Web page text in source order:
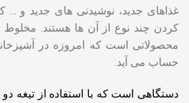
غذاهای جدید، نوشیدنی های جدید و
کردن چند نوع از آن ها هستند.
محصولاتی است که امروزه در
حساب می آید.
دستگاهی است که با استفاده از تیغه